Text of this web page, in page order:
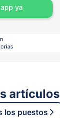
ya
artículos
los puestos